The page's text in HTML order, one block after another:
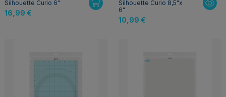
Silhouette Curio 6"
16,99 €
Silhouette Curio 8,5"x
6"
10,99 €